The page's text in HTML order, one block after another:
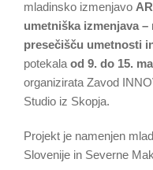
mladinsko izmenjavo
umetniška izmenjava
presečišču umetnosti
potekala od 9. do 15.
organizirata Zavod
Studio iz Skopja.
Projekt je namenjen
Slovenije in Severne